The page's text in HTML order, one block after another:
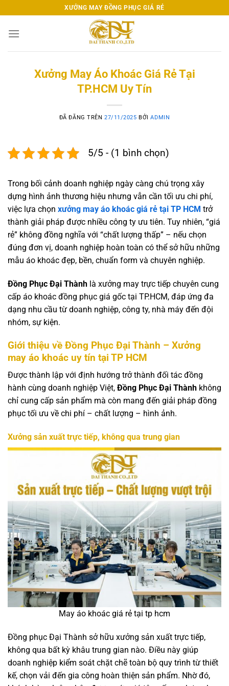
đến
nội
XƯỞNG MAY ĐỒNG PHỤC GIÁ RẺ
Xưởng May Áo Khoác Giá Rẻ Tại
TP.HCM Uy Tín
ĐÃ ĐĂNG TRÊN27/11/2025 BỞIADMIN
5/5 - (1 bình chọn)
Trong bối cảnh doanh nghiệp ngày càng chú trọng xây
dựng hình ảnh thương hiệu nhưng vẫn cần tối ưu chi phí,
việc lựa chọn xưởng may áo khoác giá rẻ tại TP HCM trở
thành giải pháp được nhiều công ty ưu tiên. Tuy nhiên, “giá
rẻ” không đồng nghĩa với “chất lượng thấp” – nếu chọn
đúng đơn vị, doanh nghiệp hoàn toàn có thể sở hữu những
mẫu áo khoác đẹp, bền, chuẩn form và chuyên nghiệp.
Đồng Phục Đại Thành là xưởng may trực tiếp chuyên cung
cấp áo khoác đồng phục giá gốc tại TP.HCM, đáp ứng đa
dạng nhu cầu từ doanh nghiệp, công ty, nhà máy đến đội
nhóm, sự kiện.
Giới thiệu về Đồng Phục Đại Thành – Xưởng
may áo khoác uy tín tại TP HCM
Được thành lập với định hướng trở thành đối tác đồng
hành cùng doanh nghiệp Việt, Đồng Phục Đại Thành không
chỉ cung cấp sản phẩm mà còn mang đến giải pháp đồng
phục tối ưu về chi phí – chất lượng – hình ảnh.
Xưởng sản xuất trực tiếp, không qua trung gian
May áo khoác giá rẻ tại tp hcm
Đồng phục Đại Thành sở hữu xưởng sản xuất trực tiếp,
không qua bất kỳ khâu trung gian nào. Điều này giúp
doanh nghiệp kiểm soát chặt chẽ toàn bộ quy trình từ thiết
kế, chọn vải đến gia công hoàn thiện sản phẩm. Nhờ đó,